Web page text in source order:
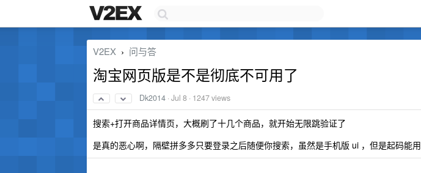
V2EX › 问与答
淘宝网页版是不是彻底不可用了
Dk2014 ·Jul 8 · 1247 views
搜索+打开商品详情页，大概刷了十几个商品，就开始无限跳验证了
是真的恶心啊，隔壁拼多多只要登录之后随便你搜索，虽然是手机版 ui ，但是起码能用